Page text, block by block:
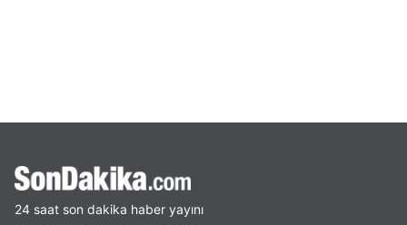
24 saat son dakika haber yayını